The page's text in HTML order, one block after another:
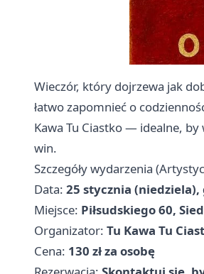
Wieczór, który dojrzewa jak
łatwo zapomnieć o
Kawa Tu Ciastko — idealne,
win.
Szczegóły wydarzenia
Data: 25 stycznia (niedziela),
Miejsce: Piłsudskiego 60,
Organizator: Tu Kawa Tu
Cena: 130 zł za osobę